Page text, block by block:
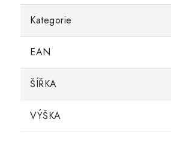
Kategorie
EAN
ŠÍŘKA
VÝŠKA